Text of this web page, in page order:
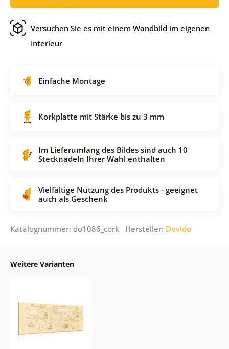
Versuchen Sie es mit einem Wandbild im eigenen
Interieur
Einfache Montage
Korkplatte mit Stärke bis zu 3 mm
Im Lieferumfang des Bildes sind auch 10
Stecknadeln Ihrer Wahl enthalten
Vielfältige Nutzung des Produkts - geeignet
auch als Geschenk
Katalognummer: do1086_cork Hersteller: Dovido
Weitere Varianten